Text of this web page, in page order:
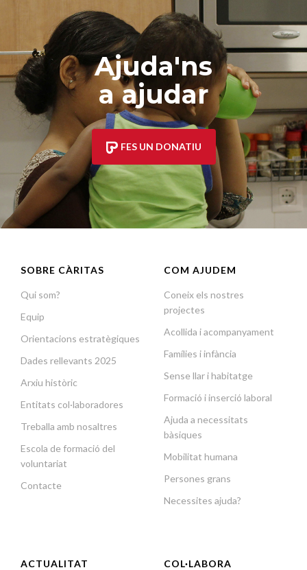
Ajuda'ns
a ajudar
FES UN DONATIU
SOBRE CÀRITAS
Qui som?
Equip
Orientacions estratègiques
Dades rellevants 2025
Arxiu històric
Entitats col·laboradores
Treballa amb nosaltres
Escola de formació del
voluntariat
Contacte
COM AJUDEM
Coneix els nostres
projectes
Acollida i acompanyament
Famílies i infància
Sense llar i habitatge
Formació i inserció laboral
Ajuda a necessitats
bàsiques
Mobilitat humana
Persones grans
Necessites ajuda?
ACTUALITAT COL·LABORA